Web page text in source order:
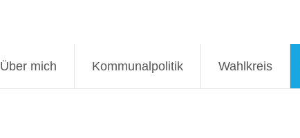
Über mich Kommunalpolitik Wahlkreis